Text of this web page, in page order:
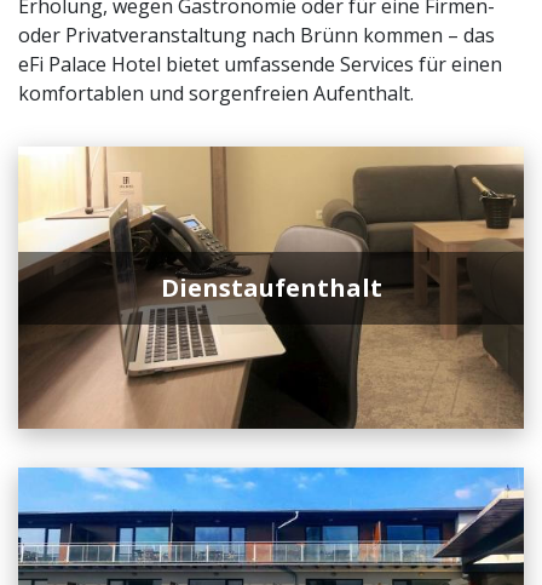
Erholung, wegen Gastronomie oder für eine Firmen-
oder Privatveranstaltung nach Brünn kommen – das
eFi Palace Hotel bietet umfassende Services für einen
komfortablen und sorgenfreien Aufenthalt.
Dienstaufenthalt